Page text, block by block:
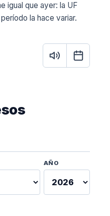
igual que ayer: la UF
la hace variar.
AÑO